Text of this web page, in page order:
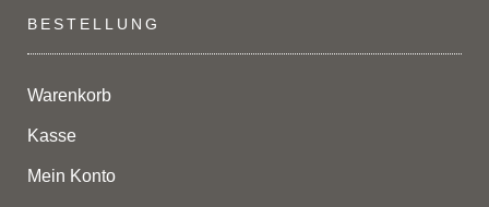
BESTELLUNG
Warenkorb
Kasse
Mein Konto